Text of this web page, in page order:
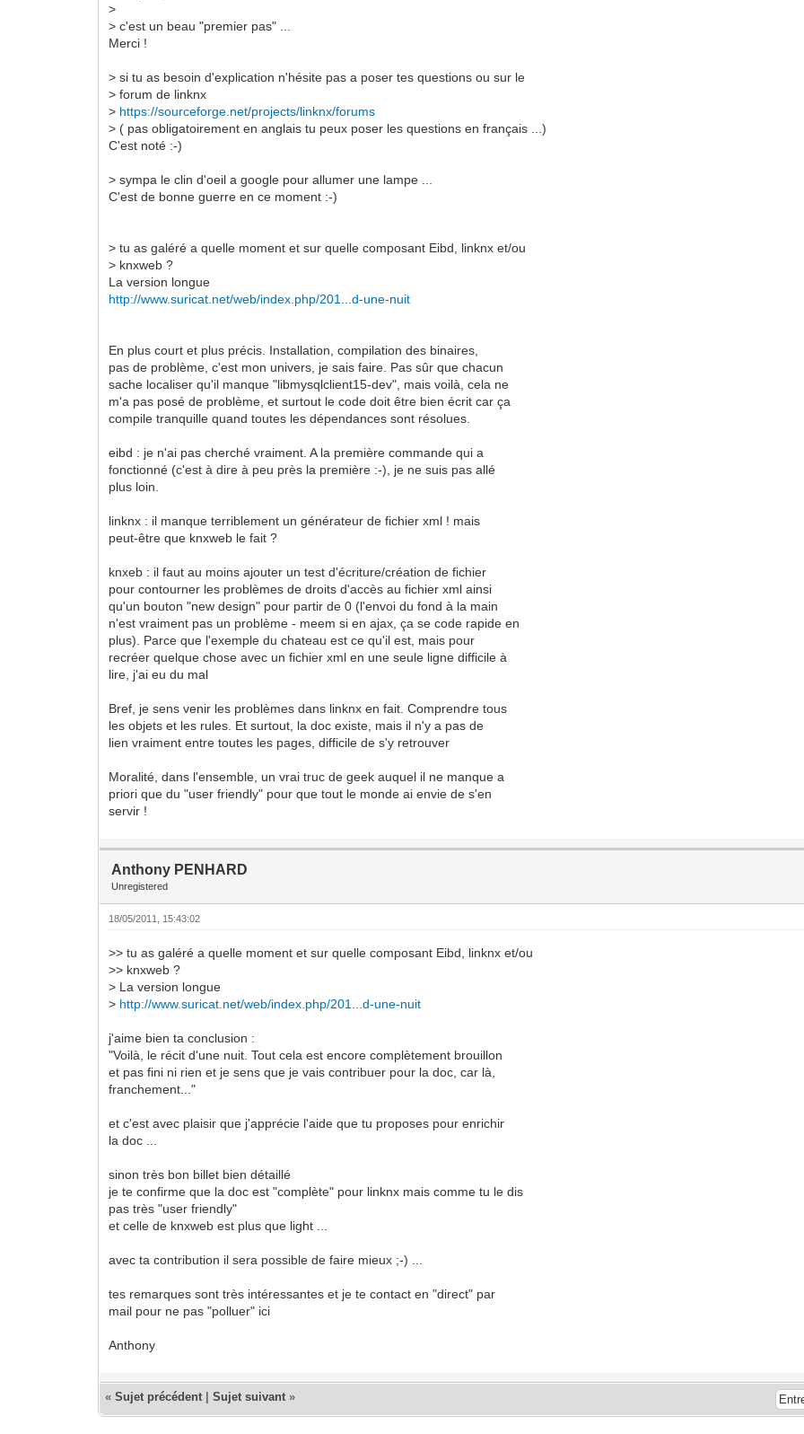
>
> c'est un beau "premier pas" ...
Merci !
> si tu as besoin d'explication n'hésite pas a poser tes questions ou sur le
> forum de linknx
> https://sourceforge.net/projects/linknx/forums
> ( pas obligatoirement en anglais tu peux poser les questions en français ...)
C'est noté :-)
> sympa le clin d'oeil a google pour allumer une lampe ...
C'est de bonne guerre en ce moment :-)
> tu as galéré a quelle moment et sur quelle composant Eibd, linknx et/ou
> knxweb ?
La version longue
http://www.suricat.net/web/index.php/201...d-une-nuit
En plus court et plus précis. Installation, compilation des binaires,
pas de problème, c'est mon univers, je sais faire. Pas sûr que chacun
sache localiser qu'il manque "libmysqlclient15-dev", mais voilà, cela ne
m'a pas posé de problème, et surtout le code doit être bien écrit car ça
compile tranquille quand toutes les dépendances sont résolues.
eibd : je n'ai pas cherché vraiment. A la première commande qui a
fonctionné (c'est à dire à peu près la première :-), je ne suis pas allé
plus loin.
linknx : il manque terriblement un générateur de fichier xml ! mais
peut-être que knxweb le fait ?
knxeb : il faut au moins ajouter un test d'écriture/création de fichier
pour contourner les problèmes de droits d'accès au fichier xml ainsi
qu'un bouton "new design" pour partir de 0 (l'envoi du fond à la main
n'est vraiment pas un problème - meem si en ajax, ça se code rapide en
plus). Parce que l'exemple du chateau est ce qu'il est, mais pour
recréer quelque chose avec un fichier xml en une seule ligne difficile à
lire, j'ai eu du mal
Bref, je sens venir les problèmes dans linknx en fait. Comprendre tous
les objets et les rules. Et surtout, la doc existe, mais il n'y a pas de
lien vraiment entre toutes les pages, difficile de s'y retrouver
Moralité, dans l'ensemble, un vrai truc de geek auquel il ne manque a
priori que du "user friendly" pour que tout le monde ai envie de s'en
servir !
Anthony PENHARD
Unregistered
18/05/2011, 15:43:02
>> tu as galéré a quelle moment et sur quelle composant Eibd, linknx et/ou
>> knxweb ?
> La version longue
> http://www.suricat.net/web/index.php/201...d-une-nuit
j'aime bien ta conclusion :
"Voilà, le récit d'une nuit. Tout cela est encore complètement brouillon
et pas fini ni rien et je sens que je vais contribuer pour la doc, car là,
franchement..."
et c'est avec plaisir que j'apprécie l'aide que tu proposes pour enrichir
la doc ...
sinon très bon billet bien détaillé
je te confirme que la doc est "complète" pour linknx mais comme tu le dis
pas très "user friendly"
et celle de knxweb est plus que light ...
avec ta contribution il sera possible de faire mieux ;-) ...
tes remarques sont très intéressantes et je te contact en "direct" par
mail pour ne pas "polluer" ici
Anthony
«Sujet précédent |Sujet suivant »